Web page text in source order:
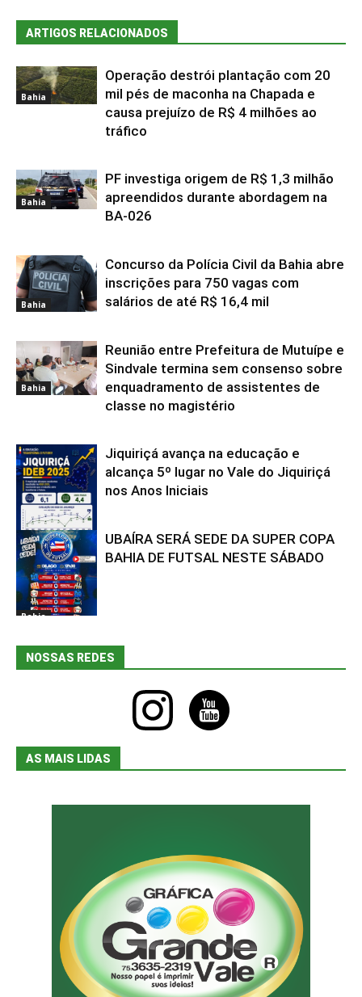
ARTIGOS RELACIONADOS
Bahia
Operação destrói plantação com 20
mil pés de maconha na Chapada e
causa prejuízo de R$ 4 milhões ao
tráfico
Bahia
PF investiga origem de R$ 1,3 milhão
apreendidos durante abordagem na
BA-026
Bahia
Concurso da Polícia Civil da Bahia abre
inscrições para 750 vagas com
salários de até R$ 16,4 mil
Bahia
Reunião entre Prefeitura de Mutuípe e
Sindvale termina sem consenso sobre
enquadramento de assistentes de
classe no magistério
Bahia
Jiquiriçá avança na educação e
alcança 5º lugar no Vale do Jiquiriçá
nos Anos Iniciais
Bahia
UBAÍRA SERÁ SEDE DA SUPER COPA
BAHIA DE FUTSAL NESTE SÁBADO
NOSSAS REDES
instagram youtube
AS MAIS LIDAS